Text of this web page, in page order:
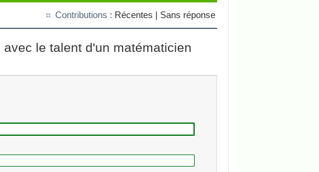
Contributions : Récentes | Sans réponse
le talent d'un matématicien